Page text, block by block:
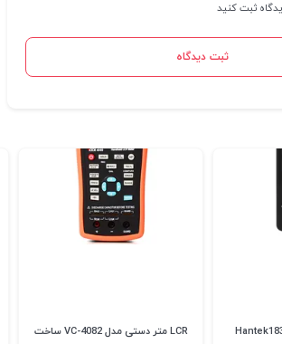
ثبت کنید
ثبت دیدگاه
LCR متر دستی مدل VC-4082 ساخت